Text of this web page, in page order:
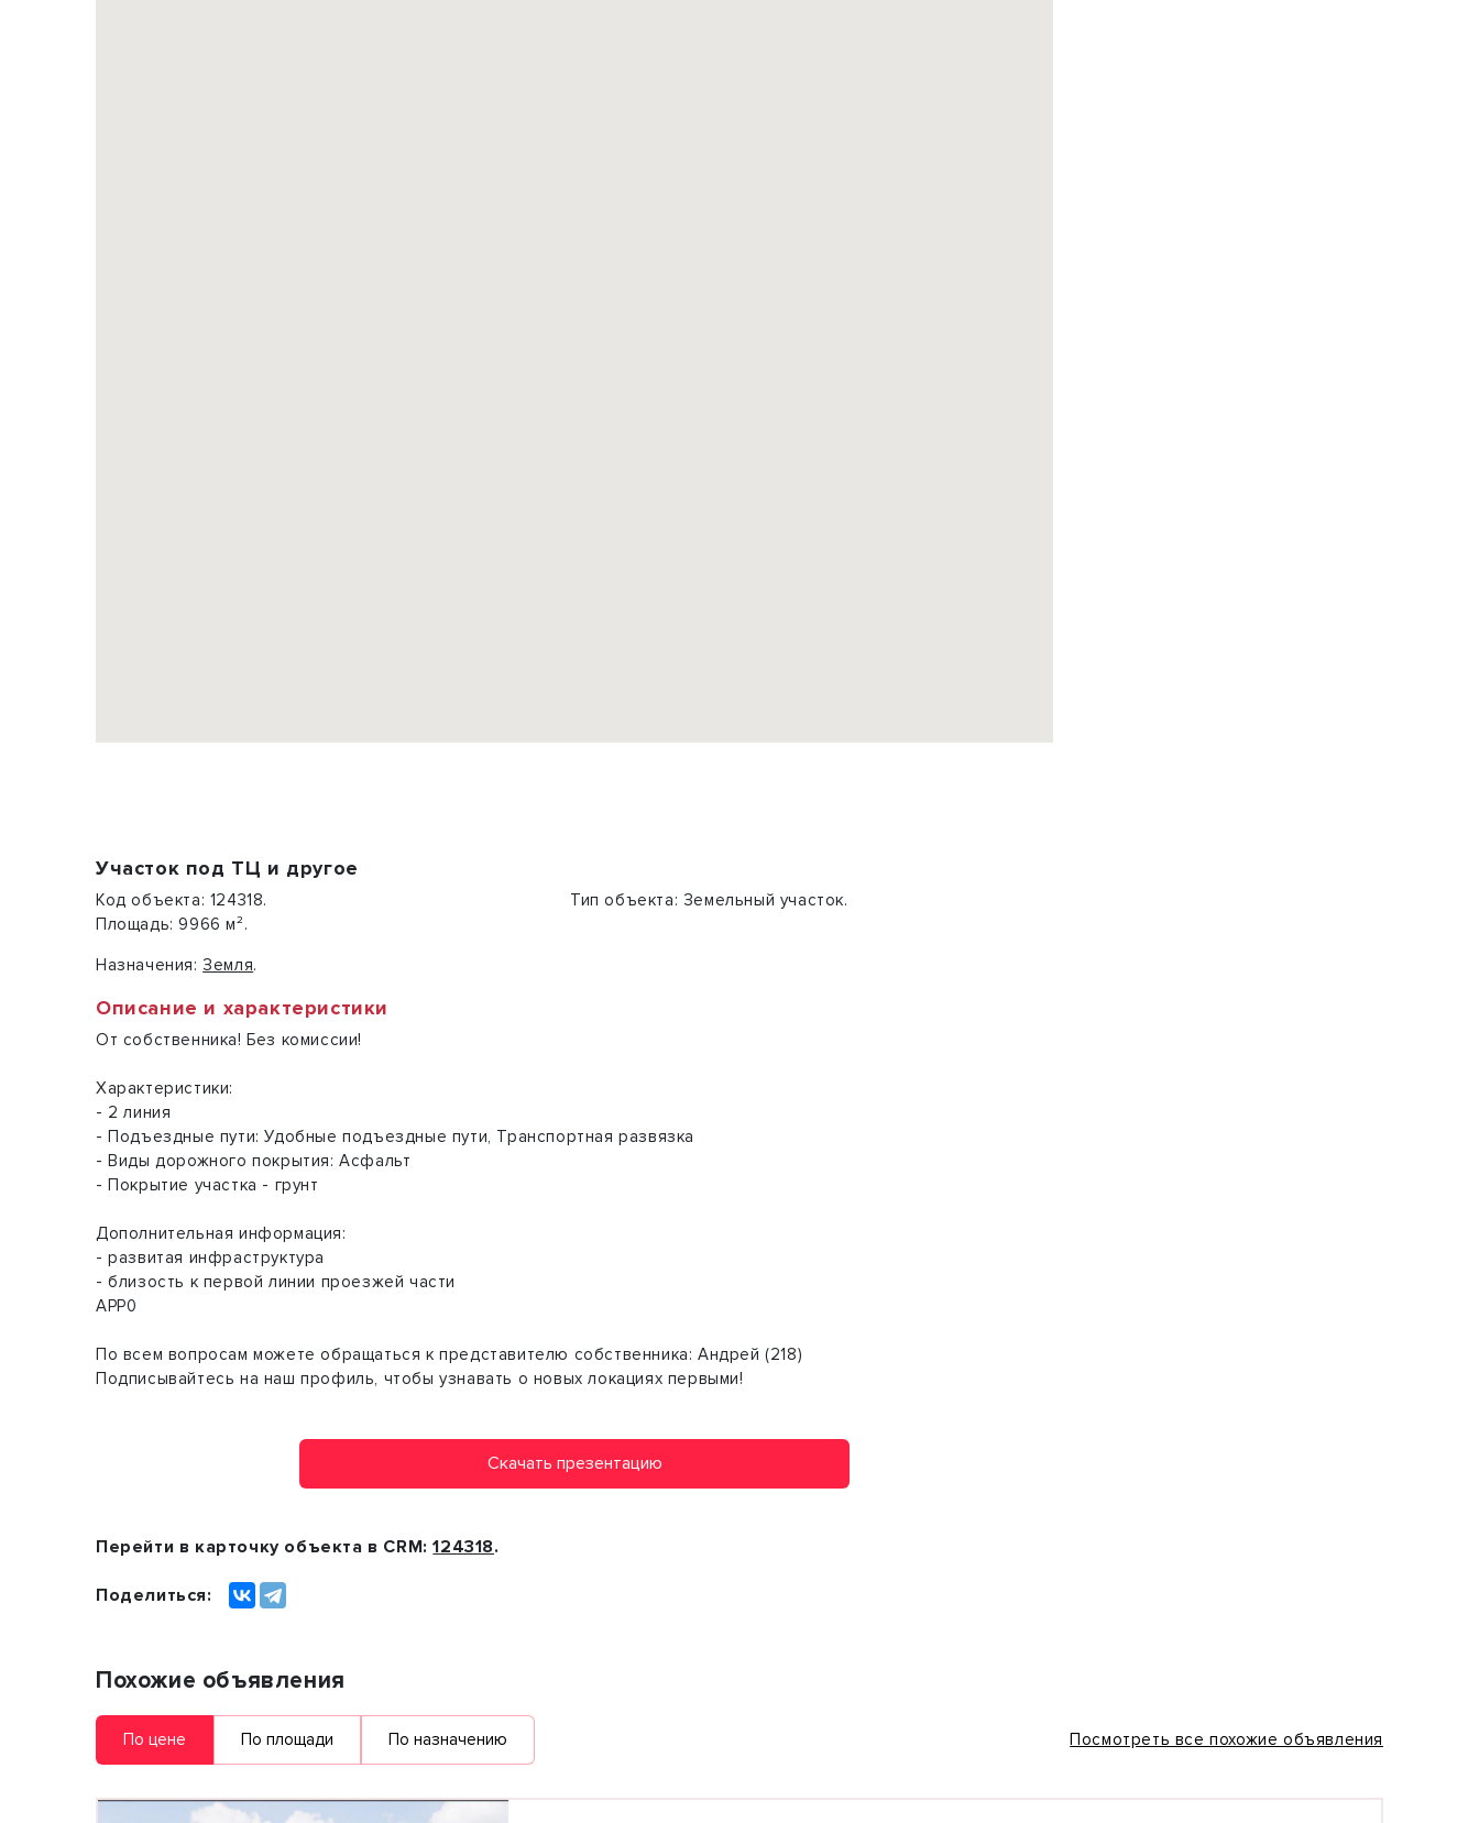
Участок под ТЦ и другое
Код объекта: 124318. Тип объекта: Земельный участок.
Площадь: 9966 м².
Назначения: Земля.
Описание и характеристики
От собственника! Без комиссии!
Характеристики:
- 2 линия
- Подъездные пути: Удобные подъездные пути, Транспортная развязка
- Виды дорожного покрытия: Асфальт
- Покрытие участка - грунт
Дополнительная информация:
- развитая инфраструктура
- близость к первой линии проезжей части
АРР0
По всем вопросам можете обращаться к представителю собственника: Андрей (218)
Подписывайтесь на наш профиль, чтобы узнавать о новых локациях первыми!
Скачать презентацию
Перейти в карточку объекта в CRM:124318.
Поделиться:
Похожие объявления
По цене По площади По назначению Посмотреть все похожие объявления